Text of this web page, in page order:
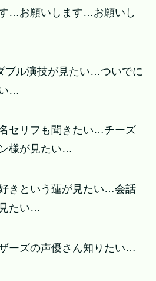
…お願いします…お願いし
ブル演技が見たい…ついでに
…
セリフも聞きたい…チーズ
様が見たい…
きという蓮が見たい…会話
たい…
ーズの声優さん知りたい…